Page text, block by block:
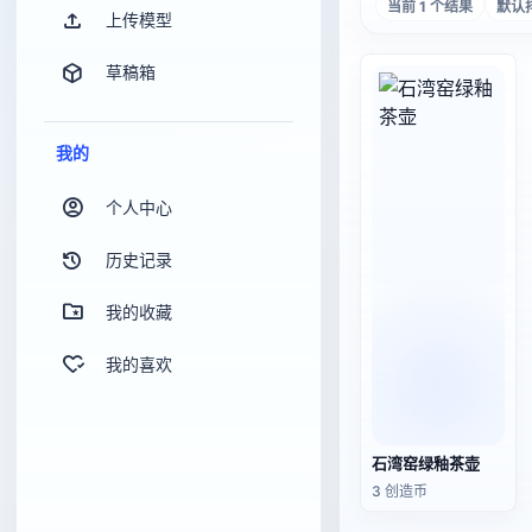
上传模型
草稿箱
我的
个人中心
历史记录
我的收藏
我的喜欢
当前 1 个结果 默认
石湾窑绿釉茶壶
3 创造币